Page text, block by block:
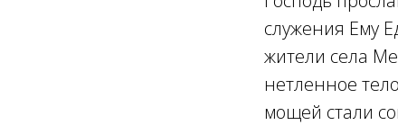
служения Ему
жители села
нетленное
мощей стали